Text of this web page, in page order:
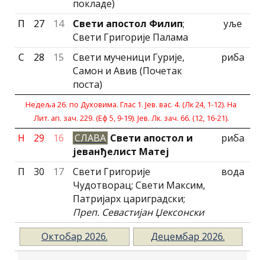
покладе)
П 27 14 Свети апостол Филип;
Свети Григорије Палама
уље
С 28 15
Свети мученици Гурије,
Самон и Авив (Почетак
поста)
риба
Недеља 26. по Духовима. Глас 1. Јев. вас. 4. (Лк 24, 1-12). На
Лит. ап. зач. 229. (Еф 5, 9-19). Јев. Лк. зач. 66. (12, 16-21).
Н 29 16 СЛАВА Свети апостол и
јеванђелист Матеј
риба
П 30 17
Свети Григорије
Чудотворац; Свети Максим,
Патријарх цариградски;
Преп. Севастијан Џексонски
вода
Октобар 2026. Децембар 2026.